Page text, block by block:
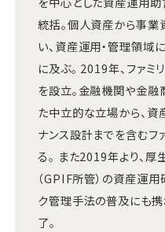
統括。個人資産から事
い、資産運用・管理領
に及ぶ。 2019年、ファミ
を設立。金融機関や金
た中立的な立場から、資
ナンス設計までを含むフ
る。 また2019年より、
（GPIF所管）の資産運
ク管理手法の普及にも
了。